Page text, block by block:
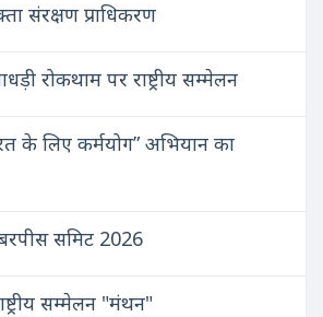
संरक्षण प्राधिकरण
रोकथाम पर राष्ट्रीय सम्मेलन
के लिए कर्मयोग” अभियान का
समिट 2026
सम्मेलन "मंथन"